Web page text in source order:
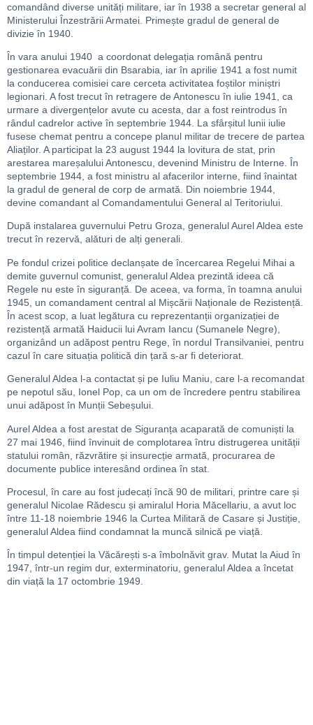
comandând diverse unități militare, iar în 1938 a secretar general al
Ministerului Înzestrării Armatei. Primește gradul de general de
divizie în 1940.
În vara anului 1940 a coordonat delegația română pentru
gestionarea evacuării din Bsarabia, iar în aprilie 1941 a fost numit
la conducerea comisiei care cerceta activitatea foștilor miniștri
legionari. A fost trecut în retragere de Antonescu în iulie 1941, ca
urmare a divergențelor avute cu acesta, dar a fost reintrodus în
rândul cadrelor active în septembrie 1944. La sfârșitul lunii iulie
fusese chemat pentru a concepe planul militar de trecere de partea
Aliaților. A participat la 23 august 1944 la lovitura de stat, prin
arestarea mareșalului Antonescu, devenind Ministru de Interne. În
septembrie 1944, a fost ministru al afacerilor interne, fiind înaintat
la gradul de general de corp de armată. Din noiembrie 1944,
devine comandant al Comandamentului General al Teritoriului.
După instalarea guvernului Petru Groza, generalul Aurel Aldea este
trecut în rezervă, alături de alți generali.
Pe fondul crizei politice declanșate de încercarea Regelui Mihai a
demite guvernul comunist, generalul Aldea prezintă ideea că
Regele nu este în siguranță. De aceea, va forma, în toamna anului
1945, un comandament central al Mișcării Naționale de Rezistență.
În acest scop, a luat legătura cu reprezentanții organizației de
rezistență armată Haiducii lui Avram Iancu (Sumanele Negre),
organizând un adăpost pentru Rege, în nordul Transilvaniei, pentru
cazul în care situația politică din țară s-ar fi deteriorat.
Generalul Aldea l-a contactat și pe Iuliu Maniu, care l-a recomandat
pe nepotul său, Ionel Pop, ca un om de încredere pentru stabilirea
unui adăpost în Munții Sebeșului.
Aurel Aldea a fost arestat de Siguranța acaparată de comuniști la
27 mai 1946, fiind învinuit de complotarea întru distrugerea unității
statului român, răzvrătire și insurecție armată, procurarea de
documente publice interesând ordinea în stat.
Procesul, în care au fost judecați încă 90 de militari, printre care și
generalul Nicolae Rădescu și amiralul Horia Măcellariu, a avut loc
între 11-18 noiembrie 1946 la Curtea Militară de Casare și Justiție,
generalul Aldea fiind condamnat la muncă silnică pe viață.
În timpul detenției la Văcărești s-a îmbolnăvit grav. Mutat la Aiud în
1947, într-un regim dur, exterminatoriu, generalul Aldea a încetat
din viață la 17 octombrie 1949.